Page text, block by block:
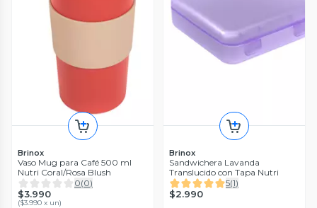
Brinox
Vaso Mug para Café 500 ml
Nutri Coral/Rosa Blush
0(0)
$3.990
($3.990 x un)
Brinox
Sandwichera Lavanda
Translucido con Tapa Nutri
5(1)
$2.990